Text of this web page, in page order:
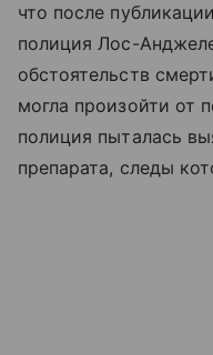
что после
полиция Лос-
обстоятельств
могла произойти от
полиция пыталась
препарата, следы